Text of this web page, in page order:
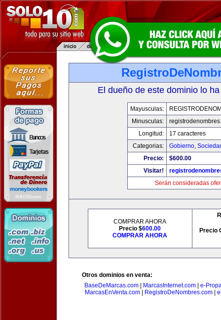
El dueño de este dominio lo
Mayusculas:
Minusculas:
Longitud:
17 caracteres
Categorias:
Gobierno,
Precio:
$600.00
Visitar!
Serán consideradas
COMPRAR AHORA
Precio $600.00
COMPRAR AHORA
Precio
Otros dominios en venta:
BaseDeMarcas.com| MarcasInternet.com| e-
MarcasEnVenta.com
RegistroDeNombres.com